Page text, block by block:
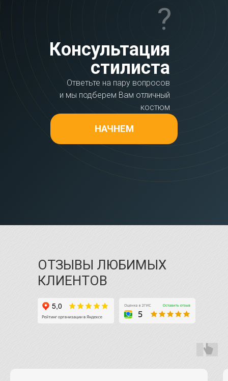
?
Консультация
стилиста
Ответьте на пару вопросов
и мы подберем Вам отличный
костюм
НАЧНЕМ
ОТЗЫВЫ ЛЮБИМЫХ
КЛИЕНТОВ